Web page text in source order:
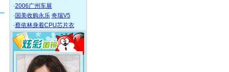
·2006广州车展
· 国美收购永乐 奇瑞V5
·蔡依林身着CPU芯片衣